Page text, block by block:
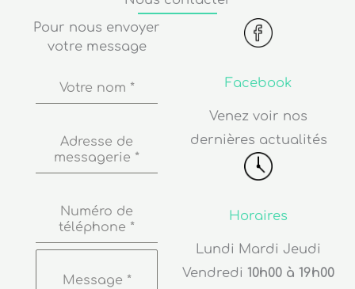
Pour nous envoyer
votre message
Votre nom *
Adresse de
messagerie *
Numéro de
téléphone *
Message *
Facebook
Venez voir nos
dernières actualités
Horaires
Lundi Mardi Jeudi
Vendredi 10h00 à 19h00